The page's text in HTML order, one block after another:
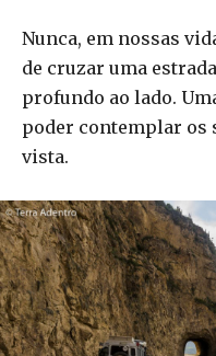
Nunca, em nossas
de cruzar uma
profundo ao lado.
poder contemplar os
vista.